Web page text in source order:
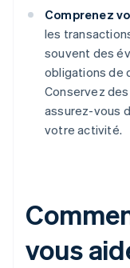
Comprenez
les
souvent des
obligations de
Conservez
assurez-vous
votre activité.
vous